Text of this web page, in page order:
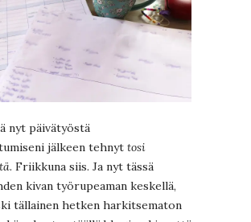
nyt päivätyöstä
jälkeen tehnyt tosi
. Friikkuna siis. Ja nyt tässä
kivan työrupeaman keskellä,
tällainen hetken harkitsematon